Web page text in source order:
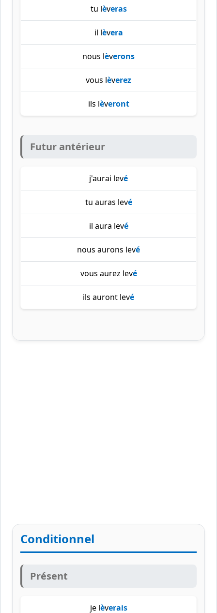
tu lèveras
il lèvera
nous lèverons
vous lèverez
ils lèveront
Futur antérieur
j'aurai levé
tu auras levé
il aura levé
nous aurons levé
vous aurez levé
ils auront levé
Conditionnel
Présent
je lèverais